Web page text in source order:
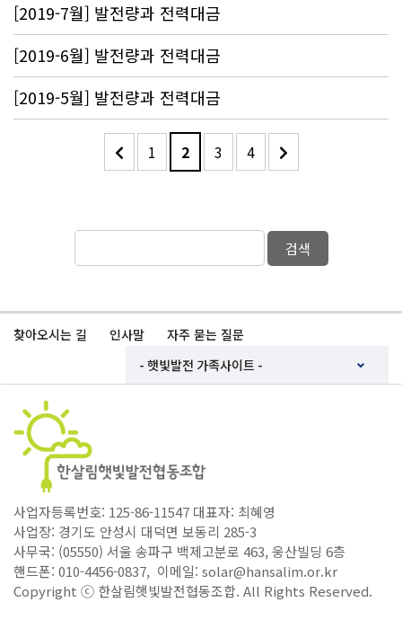
[2019-7월] 발전량과 전력대금
[2019-6월] 발전량과 전력대금
[2019-5월] 발전량과 전력대금
1 2 3 4
검색
찾아오시는 길 인사말 자주 묻는 질문
사업자등록번호: 125-86-11547 대표자: 최혜영
사업장: 경기도 안성시 대덕면 보동리 285-3
사무국: (05550) 서울 송파구 백제고분로 463, 웅산빌딩 6층
핸드폰: 010-4456-0837, 이메일: solar@hansalim.or.kr
Copyright ⓒ 한살림햇빛발전협동조합. All Rights Reserved.